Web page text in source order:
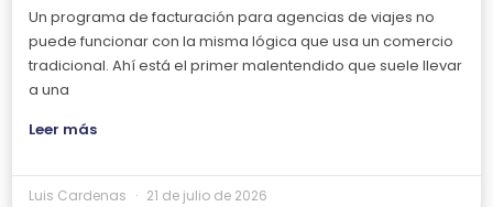
Un programa de facturación para agencias de viajes no
puede funcionar con la misma lógica que usa un comercio
tradicional. Ahí está el primer malentendido que suele llevar
a una
Leer más
Luis Cardenas 21 de julio de 2026